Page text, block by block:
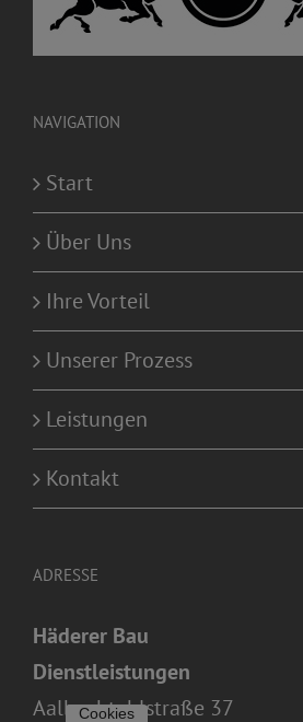
NAVIGATION
Start
Über Uns
Ihre Vorteil
Unserer Prozess
Leistungen
Kontakt
ADRESSE
Häderer Bau
Dienstleistungen
Aalbachtahlstraße 37
Cookies